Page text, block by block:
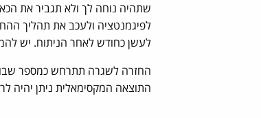
שתהיה נוחה לך ולא תגביר את
לפיגמנטציה ולעכב את תהליך
לעשן כחודש לאחר הניתוח. יש
החזרה לשגרה תתרחש כמספר
התוצאה המקסימאלית ניתן יהיה